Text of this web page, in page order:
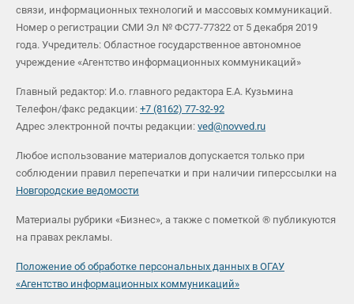
связи, информационных технологий и массовых коммуникаций.
Номер о регистрации СМИ Эл № ФС77-77322 от 5 декабря 2019
года. Учредитель: Областное государственное автономное
учреждение «Агентство информационных коммуникаций»
Главный редактор: И.о. главного редактора Е.А. Кузьмина
Телефон/факс редакции: +7 (8162) 77-32-92
Адрес электронной почты редакции: ved@novved.ru
Любое использование материалов допускается только при
соблюдении правил перепечатки и при наличии гиперссылки на
Новгородские ведомости
Материалы рубрики «Бизнес», а также с пометкой ® публикуются
на правах рекламы.
Положение об обработке персональных данных в ОГАУ
«Агентство информационных коммуникаций»